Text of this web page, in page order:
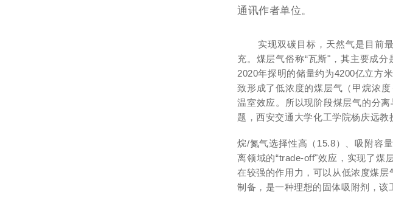
通讯作者单位。
实现双碳目标，天然气是目前
充。煤层气俗称“瓦斯"，其主要成
2020年探明的储量约为4200亿立方
致形成了低浓度的煤层气（甲烷浓
温室效应。所以现阶段煤层气的分
题，西安交通大学化工学院杨庆远
烷/氮气选择性高（15.8）、吸附容
离领域的“trade-off"效应，实现了煤
在较强的作用力，可以从低浓度煤
制备，是一种理想的固体吸附剂，该